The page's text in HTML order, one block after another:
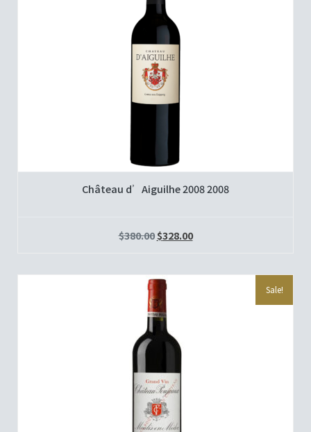
Château d’Aiguilhe 2008 2008
$380.00$328.00
Sale!